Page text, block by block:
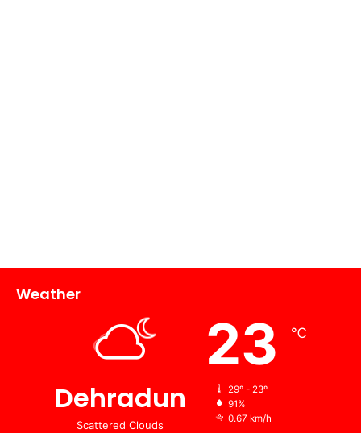
Weather
Dehradun
Scattered Clouds
23 ℃
29º - 23º
91%
0.67 km/h